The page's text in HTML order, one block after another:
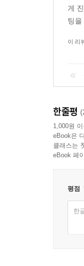
게
팅
이 리
한줄평
1,000원
eBook은
클래스는
eBook 페
평점
한